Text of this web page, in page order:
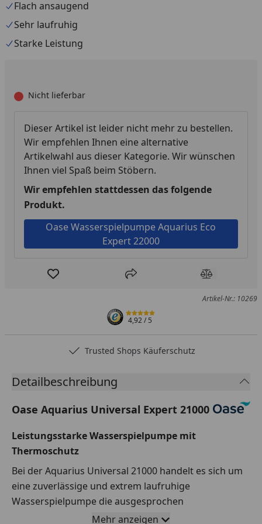
Flach ansaugend
Sehr laufruhig
Starke Leistung
Nicht lieferbar
Dieser Artikel ist leider nicht mehr zu bestellen.
Wir empfehlen Ihnen eine alternative
Artikelwahl aus dieser Kategorie. Wir wünschen
Ihnen viel Spaß beim Stöbern.
Wir empfehlen stattdessen das folgende
Produkt.
Oase Wasserspielpumpe Aquarius Eco
Expert 22000
Produkt zur Wunschliste hinzufügen
Teilen Produkt
Artikel-Nr.: 10269
4,92/ 5
Trusted Shops Käuferschutz
Detailbeschreibung
Oase Aquarius Universal Expert 21000
Leistungsstarke Wasserspielpumpe mit
Thermoschutz
Bei der Aquarius Universal 21000 handelt es sich um
eine zuverlässige und extrem laufruhige
Wasserspielpumpe die ausgesprochen
energieeffizient arbeitet. Sie besitzt einen
Mehr anzeigen